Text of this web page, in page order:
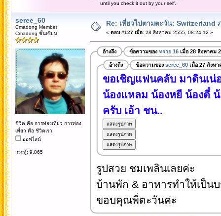
until you check it out by your self.
seree_60
Cmadong Member
Cmadong ชั้นเซียน
ชีวิต คือ การท่องเที่ยว การท่อง
เที่ยว คือ ชีวิตเรา
ออฟไลน์
กระทู้: 9,865
Re: เที่ยวไปตามตะวัน: Switzerland
« ตอบ #127 เมื่อ:28 สิงหาคม 2555, 08:24:12 »
อ้างถึง ข้อความของ ทราย 16เมื่อ 28 สิงหาคม
อ้างถึง ข้อความของ seree_60เมื่อ 27 สิงหา
ขอเชิญแฟนคลับ มาดินเน่
น้องแหลม น้องหยี น้องตี๋
ครับ เอ้า ชน..
รูปสวย ชมเพลินเลยค่ะ
บ้านพัก & อาหารทำให้เป็น
ขอบคุณพี่ตะวันค่ะ